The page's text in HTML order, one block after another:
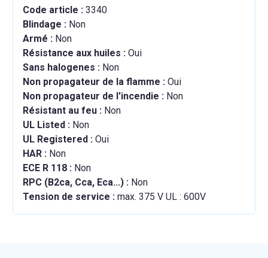
Code article : 3340
Blindage : Non
Armé : Non
Résistance aux huiles : Oui
Sans halogenes : Non
Non propagateur de la flamme : Oui
Non propagateur de l'incendie : Non
Résistant au feu : Non
UL Listed : Non
UL Registered : Oui
HAR : Non
ECE R 118 : Non
RPC (B2ca, Cca, Eca...) : Non
Tension de service : max. 375 V UL : 600V